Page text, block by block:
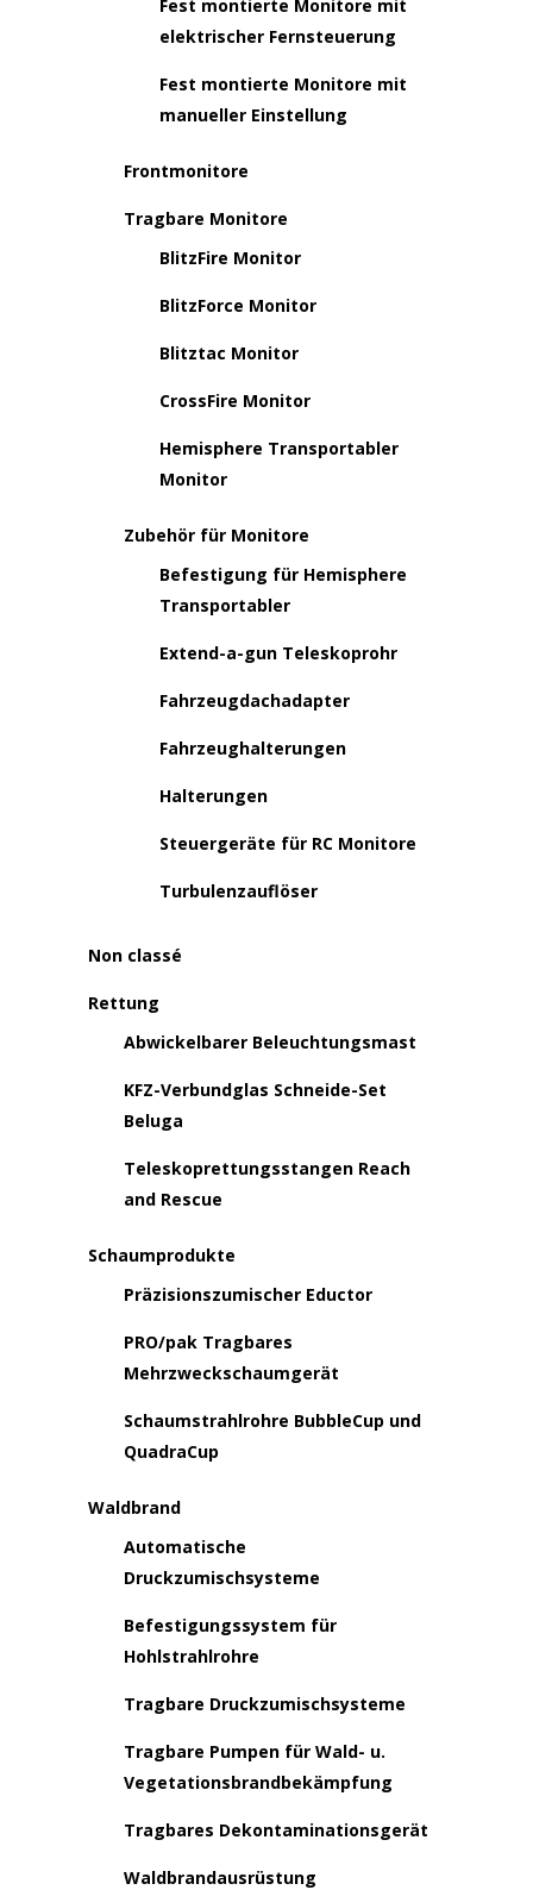
Fest montierte Monitore mit
elektrischer Fernsteuerung
Fest montierte Monitore mit
manueller Einstellung
Frontmonitore
Tragbare Monitore
BlitzFire Monitor
BlitzForce Monitor
Blitztac Monitor
CrossFire Monitor
Hemisphere Transportabler
Monitor
Zubehör für Monitore
Befestigung für Hemisphere
Transportabler
Extend-a-gun Teleskoprohr
Fahrzeugdachadapter
Fahrzeughalterungen
Halterungen
Steuergeräte für RC Monitore
Turbulenzauflöser
Non classé
Rettung
Abwickelbarer Beleuchtungsmast
KFZ-Verbundglas Schneide-Set
Beluga
Teleskoprettungsstangen Reach
and Rescue
Schaumprodukte
Präzisionszumischer Eductor
PRO/pak Tragbares
Mehrzweckschaumgerät
Schaumstrahlrohre BubbleCup und
QuadraCup
Waldbrand
Automatische
Druckzumischsysteme
Befestigungssystem für
Hohlstrahlrohre
Tragbare Druckzumischsysteme
Tragbare Pumpen für Wald- u.
Vegetationsbrandbekämpfung
Tragbares Dekontaminationsgerät
Waldbrandausrüstung